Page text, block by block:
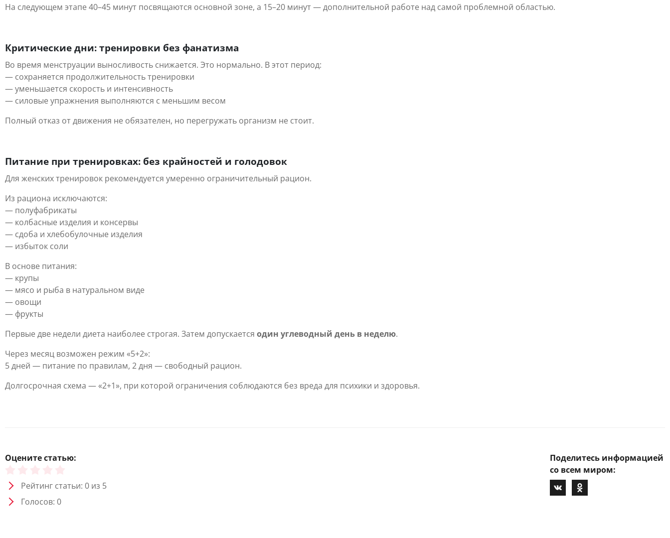
На следующем этапе 40–45 минут посвящаются основной зоне, а 15–20 минут — дополнительной работе над самой проблемной областью.
Критические дни: тренировки без фанатизма
Во время менструации выносливость снижается. Это нормально. В этот период:
— сохраняется продолжительность тренировки
— уменьшается скорость и интенсивность
— силовые упражнения выполняются с меньшим весом
Полный отказ от движения не обязателен, но перегружать организм не стоит.
Питание при тренировках: без крайностей и голодовок
Для женских тренировок рекомендуется умеренно ограничительный рацион.
Из рациона исключаются:
— полуфабрикаты
— колбасные изделия и консервы
— сдоба и хлебобулочные изделия
— избыток соли
В основе питания:
— крупы
— мясо и рыба в натуральном виде
— овощи
— фрукты
Первые две недели диета наиболее строгая. Затем допускается один углеводный день в неделю.
Через месяц возможен режим «5+2»:
5 дней — питание по правилам, 2 дня — свободный рацион.
Долгосрочная схема — «2+1», при которой ограничения соблюдаются без вреда для психики и здоровья.
Оцените статью:
Рейтинг статьи: 0 из 5
Голосов: 0
Поделитесь информацией
со всем миром: